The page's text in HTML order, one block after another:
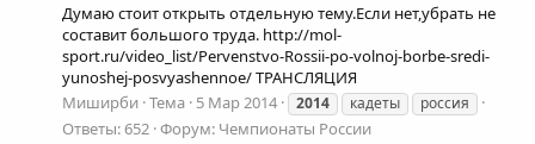
Думаю стоит открыть отдельную тему.Если нет,убрать не
составит большого труда. http://mol-
sport.ru/video_list/Pervenstvo-Rossii-po-volnoj-borbe-sredi-
yunoshej-posvyashennoe/ ТРАНСЛЯЦИЯ
Миширби Тема 5 Мар 2014 2014 кадеты россия
Ответы: 652 Форум: Чемпионаты России